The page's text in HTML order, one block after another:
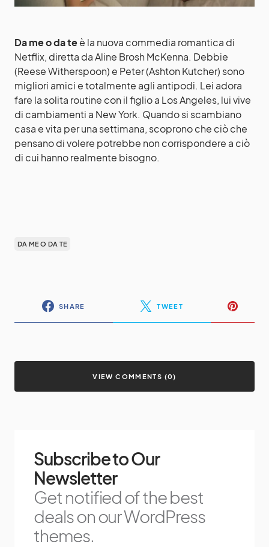
Da me o da teè la nuova commedia romantica di
Netflix, diretta da Aline Brosh McKenna. Debbie
(Reese Witherspoon) e Peter (Ashton Kutcher) sono
migliori amici e totalmente agli antipodi. Lei adora
fare la solita routine con il figlio a Los Angeles, lui vive
di cambiamenti a New York. Quando si scambiano
casa e vita per una settimana, scoprono che ciò che
pensano di volere potrebbe non corrispondere a ciò
di cui hanno realmente bisogno.
DA ME O DA TE
SHARE TWEET
VIEW COMMENTS (0)
Subscribe to Our
Newsletter
Get notified of the best
deals on our WordPress
themes.